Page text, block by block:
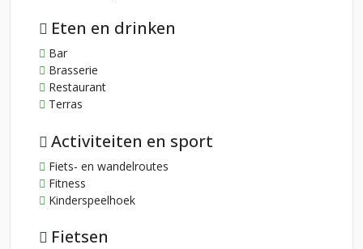
Eten en drinken
Bar
Brasserie
Restaurant
Terras
Activiteiten en sport
Fiets- en wandelroutes
Fitness
Kinderspeelhoek
Fietsen